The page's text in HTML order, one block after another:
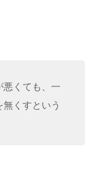
悪くても、一
無くすという